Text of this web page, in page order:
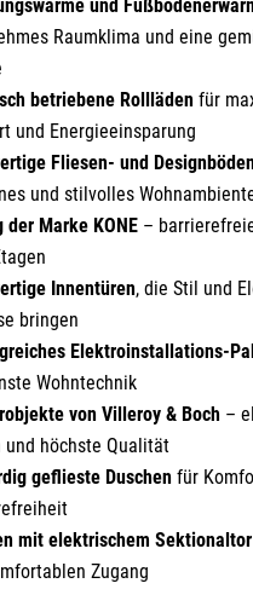
und
Raumklima und eine
betriebene Rolllädenfür
und Energieeinsparung
Fliesen- und
und stilvolles
der Marke KONE–
Innentüren, die Stil und
bringen
Elektroinstallations-
Wohntechnik
von Villeroy & Boch–
und höchste Qualität
geflieste Duschenfür
mit elektrischem Sektionaltor
Zugang